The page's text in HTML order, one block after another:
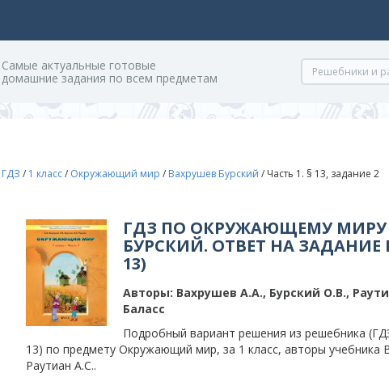
Cамые актуальные готовые
домашние задания по всем предметам
ГДЗ / 1 класс/ Окружающий мир / Вахрушев Бурский / Часть 1. § 13, задание 2
ГДЗ ПО ОКРУЖАЮЩЕМУ МИРУ
БУРСКИЙ. ОТВЕТ НА ЗАДАНИЕ
13)
Авторы: Вахрушев А.А., Бурский О.В.,
Баласс
Подробный вариант решения из решебника
13) по предмету Окружающий мир, за 1 класс, авторы учебника
Раутиан А.С..